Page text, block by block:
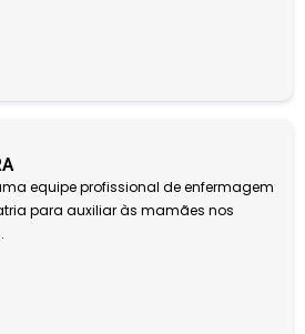
equipe profissional de enfermagem
para auxiliar às mamães nos